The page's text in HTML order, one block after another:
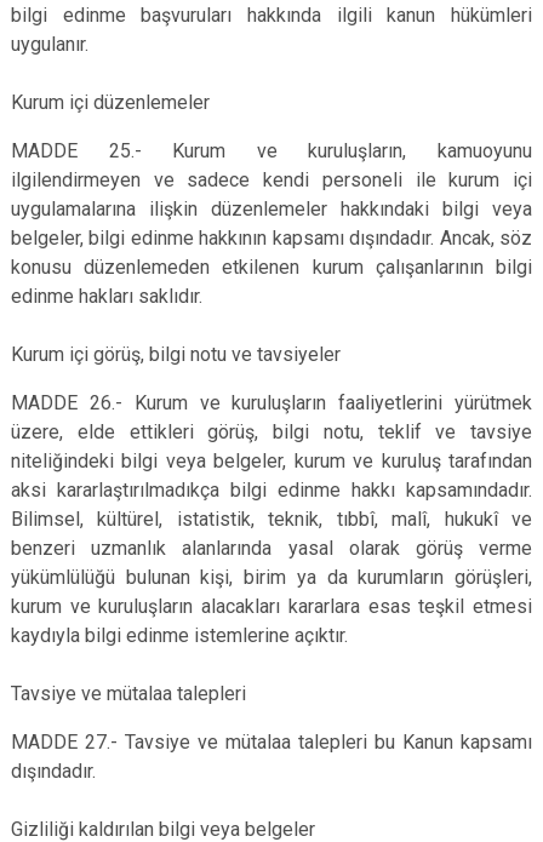
bilgi edinme başvuruları hakkında ilgili kanun hükümleri
uygulanır.
Kurum içi düzenlemeler
MADDE 25.- Kurum ve kuruluşların, kamuoyunu
ilgilendirmeyen ve sadece kendi personeli ile kurum içi
uygulamalarına ilişkin düzenlemeler hakkındaki bilgi veya
belgeler, bilgi edinme hakkının kapsamı dışındadır. Ancak, söz
konusu düzenlemeden etkilenen kurum çalışanlarının bilgi
edinme hakları saklıdır.
Kurum içi görüş, bilgi notu ve tavsiyeler
MADDE 26.- Kurum ve kuruluşların faaliyetlerini yürütmek
üzere, elde ettikleri görüş, bilgi notu, teklif ve tavsiye
niteliğindeki bilgi veya belgeler, kurum ve kuruluş tarafından
aksi kararlaştırılmadıkça bilgi edinme hakkı kapsamındadır.
Bilimsel, kültürel, istatistik, teknik, tıbbî, malî, hukukî ve
benzeri uzmanlık alanlarında yasal olarak görüş verme
yükümlülüğü bulunan kişi, birim ya da kurumların görüşleri,
kurum ve kuruluşların alacakları kararlara esas teşkil etmesi
kaydıyla bilgi edinme istemlerine açıktır.
Tavsiye ve mütalaa talepleri
MADDE 27.- Tavsiye ve mütalaa talepleri bu Kanun kapsamı
dışındadır.
Gizliliği kaldırılan bilgi veya belgeler